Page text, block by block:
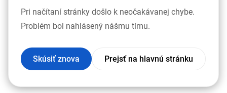
Pri načítaní stránky došlo k neočakávanej chybe.
Problém bol nahlásený nášmu tímu.
Skúsiť znova Prejsť na hlavnú stránku